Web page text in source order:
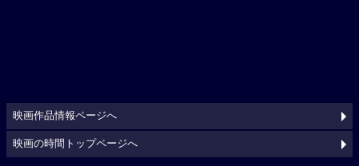
映画作品情報ページへ
映画の時間トップページへ